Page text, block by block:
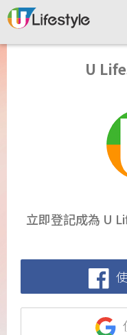
U
立即登記成為 U